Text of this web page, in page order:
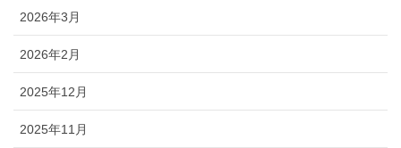
2026年3月
2026年2月
2025年12月
2025年11月